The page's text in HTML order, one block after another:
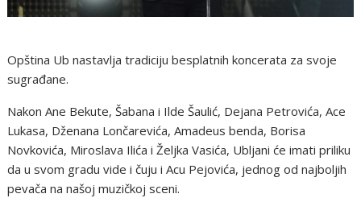
Opština Ub nastavlja tradiciju besplatnih koncerata za svoje
sugrađane.
Nakon Ane Bekute, Šabana i Ilde Šaulić, Dejana Petrovića, Ace
Lukasa, Dženana Lončarevića, Amadeus benda, Borisa
Novkovića, Miroslava Ilića i Željka Vasića, Ubljani će imati priliku
da u svom gradu vide i čuju i Acu Pejovića, jednog od najboljih
pevača na našoj muzičkoj sceni.